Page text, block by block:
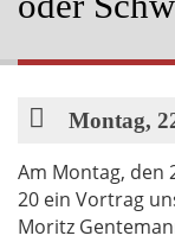
DatumMontag,
Am Montag, den
20 ein Vortrag
Moritz